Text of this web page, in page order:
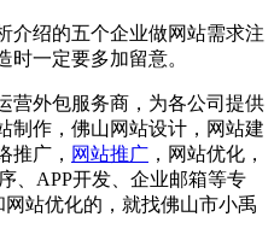
介绍的五个企业做网站需求注
一定要多加留意。
营外包服务商，为各公司提供
制作 ， 佛山网站设计 ， 网站建
推广 ， 网站推广 ， 网站优化 ，
APP开发 企业邮箱等专
网站优化的，就找佛山市小禹